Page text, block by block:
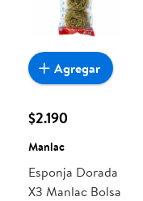
$2.190
Manlac
Esponja Dorada
X3 Manlac Bolsa
Agregar